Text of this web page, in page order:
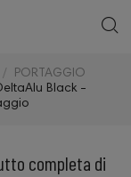
PORTAGGIO
Black -
completa di